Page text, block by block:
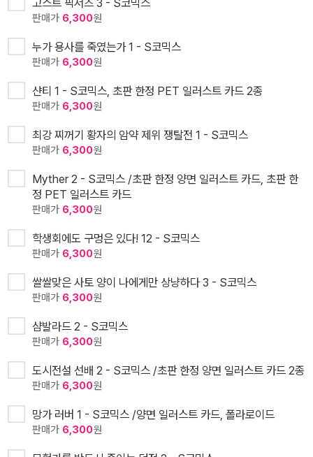
판매가 6,300원
누가 용사를 죽였는가 1 - S코믹스
판매가 6,300원
샨티 1 - S코믹스, 초판 한정 PET 일러스트 카드 2종
판매가 6,300원
최강 찌꺼기 황자의 암약 제위 쟁탈전 1 - S코믹스
판매가 6,300원
Myther 2 - S코믹스 /초판 한정 양면 일러스트 카드, 초판 한
정 PET 일러스트 카드
판매가 6,300원
학생회에도 구멍은 있다! 12 - S코믹스
판매가 6,300원
쌀쌀맞은 사토 양이 나에게만 상냥하다 3 - S코믹스
판매가 6,300원
샴발라드 2 - S코믹스
판매가 6,300원
도시전설 선배 2 - S코믹스 /초판 한정 양면 일러스트 카드 2종
판매가 6,300원
망가 러버 1 - S코믹스 /양면 일러스트 카드, 폴라로이드
판매가 6,300원